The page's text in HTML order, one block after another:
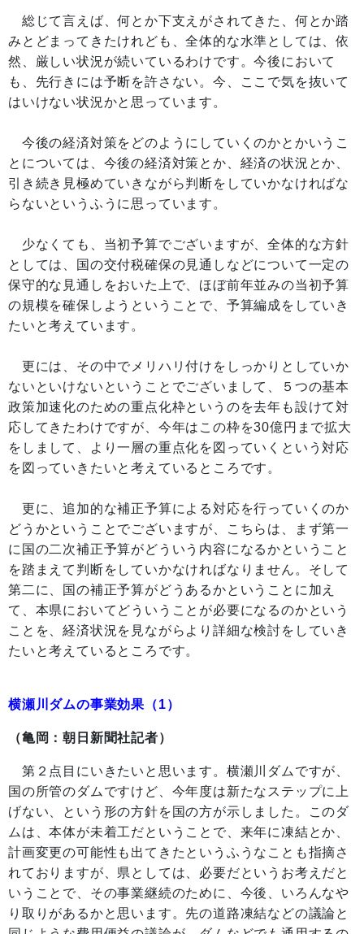
総じて言えば、何とか下支えがされてきた、何とか踏
みとどまってきたけれども、全体的な水準としては、依
然、厳しい状況が続いているわけです。今後において
も、先行きには予断を許さない。今、ここで気を抜いて
はいけない状況かと思っています。
今後の経済対策をどのようにしていくのかとかいうこ
とについては、今後の経済対策とか、経済の状況とか、
引き続き見極めていきながら判断をしていかなければな
らないというふうに思っています。
少なくても、当初予算でございますが、全体的な方針
としては、国の交付税確保の見通しなどについて一定の
保守的な見通しをおいた上で、ほぼ前年並みの当初予算
の規模を確保しようということで、予算編成をしていき
たいと考えています。
更には、その中でメリハリ付けをしっかりとしていか
ないといけないということでございまして、５つの基本
政策加速化のための重点化枠というのを去年も設けて対
応してきたわけですが、今年はこの枠を30億円まで拡大
をしまして、より一層の重点化を図っていくという対応
を図っていきたいと考えているところです。
更に、追加的な補正予算による対応を行っていくのか
どうかということでございますが、こちらは、まず第一
に国の二次補正予算がどういう内容になるかということ
を踏まえて判断をしていかなければなりません。そして
第二に、国の補正予算がどうあるかということに加え
て、本県においてどういうことが必要になるのかという
ことを、経済状況を見ながらより詳細な検討をしていき
たいと考えているところです。
横瀬川ダムの事業効果（1）
（亀岡：朝日新聞社記者）
第２点目にいきたいと思います。横瀬川ダムですが、
国の所管のダムですけど、今年度は新たなステップに上
げない、という形の方針を国の方が示しました。このダ
ムは、本体が未着工だということで、来年に凍結とか、
計画変更の可能性も出てきたというふうなことも指摘さ
れておりますが、県としては、必要だというお考えだと
いうことで、その事業継続のために、今後、いろんなや
り取りがあるかと思います。先の道路凍結などの議論と